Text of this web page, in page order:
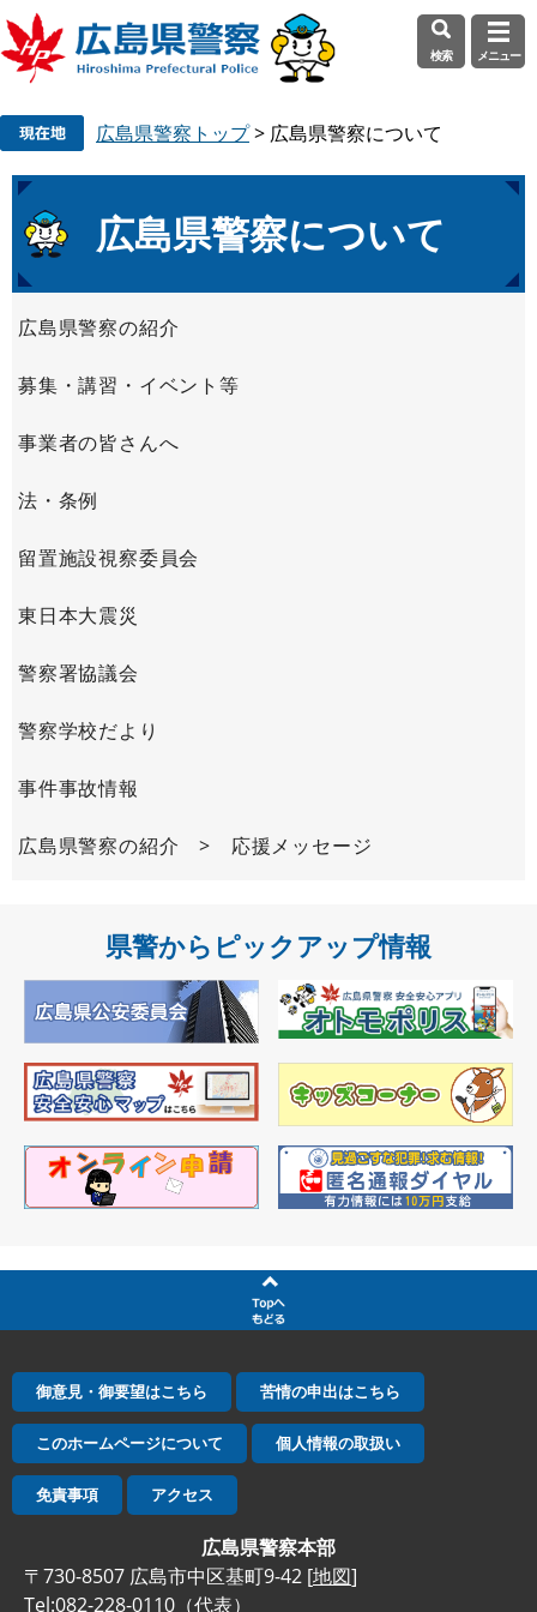
の
で
。
ー
ば
て
文
検索 メニュー
広島県警察トップ> 広島県警察について
文
広島県警察について
広島県警察の紹介
募集・講習・イベント等
事業者の皆さんへ
法・条例
留置施設視察委員会
東日本大震災
警察署協議会
警察学校だより
事件事故情報
広島県警察の紹介 > 応援メッセージ
県警からピックアップ情報
御意見・御要望はこちら 苦情の申出はこちら
このホームページについて 個人情報の取扱い
免責事項 アクセス
広島県警察本部
〒730-8507 広島市中区基町9-42 [地図]
Tel:082-228-0110（代表）